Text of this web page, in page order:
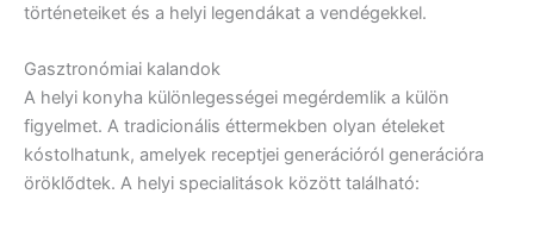
történeteiket és a helyi legendákat a vendégekkel.
Gasztronómiai kalandok
A helyi konyha különlegességei megérdemlik a külön
figyelmet. A tradicionális éttermekben olyan ételeket
kóstolhatunk, amelyek receptjei generációról generációra
öröklődtek. A helyi specialitások között található: